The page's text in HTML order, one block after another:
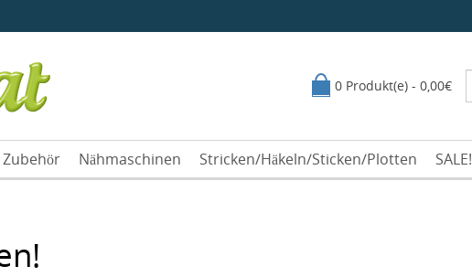
0 Produkt(e) - 0,00€
Zubehör Nähmaschinen Stricken/Häkeln/Sticken/Plotten SALE!